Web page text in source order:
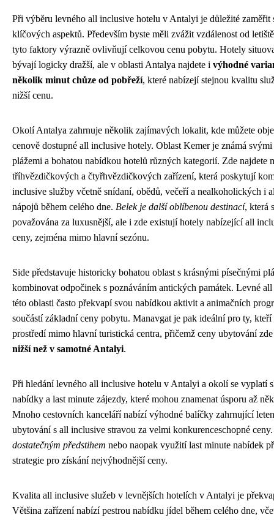
Při výběru levného all inclusive hotelu v Antalyi je důležité zaměřit
klíčových aspektů. Především byste měli zvážit vzdálenost od
tyto faktory výrazně ovlivňují celkovou cenu pobytu. Hotely
bývají logicky dražší, ale v oblasti Antalya najdete i výhodné
několik minut chůze od pobřeží, které nabízejí stejnou kvalitu
nižší cenu.
Okolí Antalya zahrnuje několik zajímavých lokalit, kde můžete
cenově dostupné all inclusive hotely. Oblast Kemer je známá
plážemi a bohatou nabídkou hotelů různých kategorií. Zde najdete
tříhvězdičkových a čtyřhvězdičkových zařízení, která poskytují
inclusive služby včetně snídaní, obědů, večeří a nealkoholických i
nápojů během celého dne. Belek je další oblíbenou destinací, která
považována za luxusnější, ale i zde existují hotely nabízející all
ceny, zejména mimo hlavní sezónu.
Side představuje historicky bohatou oblast s krásnými písečnými
kombinovat odpočinek s poznáváním antických památek. Levné
této oblasti často překvapí svou nabídkou aktivit a animačních
součástí základní ceny pobytu. Manavgat je pak ideální pro ty,
prostředí mimo hlavní turistická centra, přičemž ceny ubytování
nižší než v samotné Antalyi.
Při hledání levného all inclusive hotelu v Antalyi a okolí se vyplatí
nabídky a last minute zájezdy, které mohou znamenat úsporu až
Mnoho cestovních kanceláří nabízí výhodné balíčky zahrnující
ubytování s all inclusive stravou za velmi konkurenceschopné
dostatečným předstihem nebo naopak využití last minute nabídek
strategie pro získání nejvýhodnější ceny.
Kvalita all inclusive služeb v levnějších hotelích v Antalyi je
Většina zařízení nabízí pestrou nabídku jídel během celého dne,